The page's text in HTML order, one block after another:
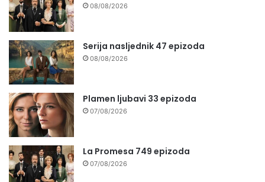
08/08/2026
Serija nasljednik 47 epizoda
08/08/2026
Plamen ljubavi 33 epizoda
07/08/2026
La Promesa 749 epizoda
07/08/2026